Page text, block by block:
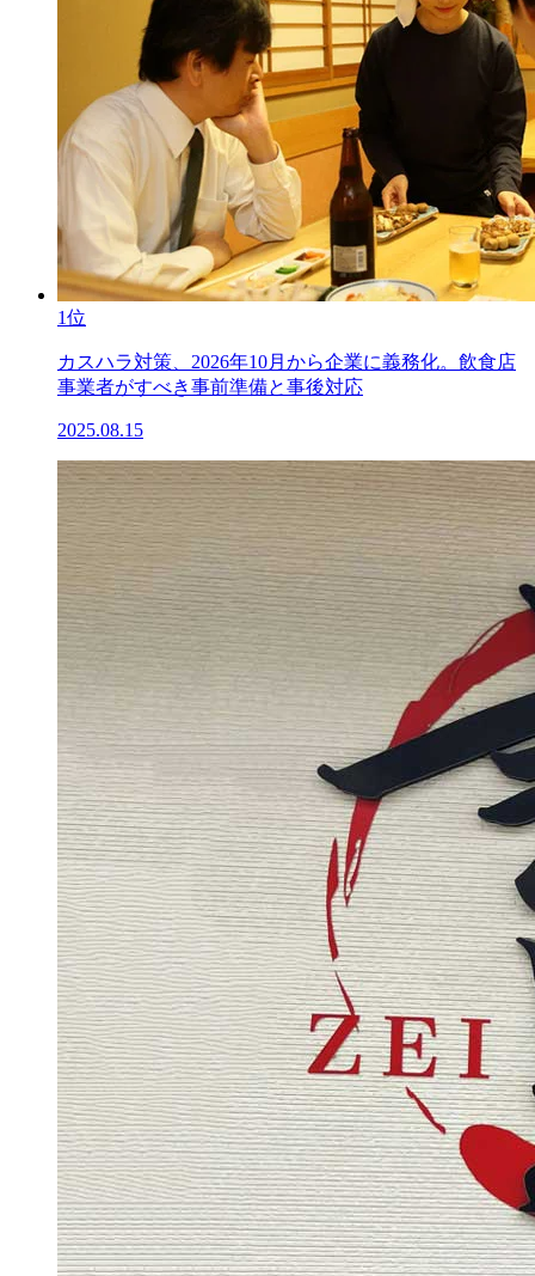
1位
カスハラ対策、2026年10月から企業に義務化。飲食店
事業者がすべき事前準備と事後対応
2025.08.15